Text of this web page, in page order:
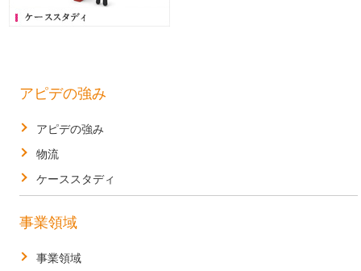
アピデの強み
アピデの強み
物流
ケーススタディ
事業領域
事業領域